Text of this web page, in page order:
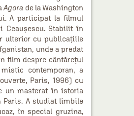
Agora de la Washington
A participat la filmul
Ceaușescu. Stabilit în
ulterior cu publicațiile
unde a predat
film despre cântărețul
contemporan, a
Paris, 1996) cu
un masterat în istoria
Paris. A studiat limbile
în special gruzina,